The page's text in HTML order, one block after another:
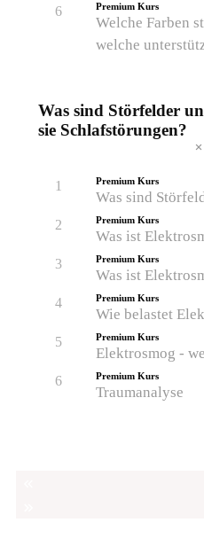
6 Premium Kurs
Welche Farben
welche
Was sind Störfelder
sie Schlafstörungen?
1 Premium Kurs
Was sind
2 Premium Kurs
Was ist
3 Premium Kurs
Was ist
4 Premium Kurs
Wie belastet
5 Premium Kurs
Elektrosmog -
6 Premium Kurs
Traumanalyse